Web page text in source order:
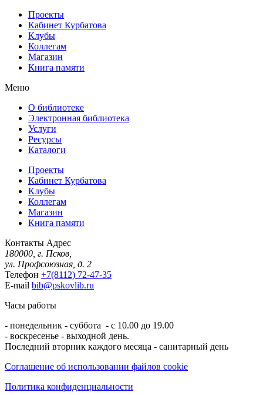
Проекты
Кабинет Курбатова
Клубы
Коллегам
Магазин
Книга памяти
Меню
О библиотеке
Электронная библиотека
Услуги
Ресурсы
Каталоги
Проекты
Кабинет Курбатова
Клубы
Коллегам
Магазин
Книга памяти
Контакты Адрес
180000, г. Псков,
ул. Профсоюзная, д. 2
Телефон +7(8112) 72-47-35
E-mail bib@pskovlib.ru
Часы работы
- понедельник - суббота - с 10.00 до 19.00
- воскресенье - выходной день.
Последний вторник каждого месяца - санитарный день
Соглашение об использовании файлов cookie
Политика конфиденциальности